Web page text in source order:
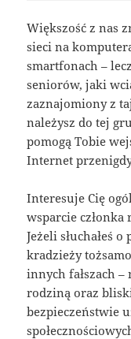
Większość z nas
sieci na
smartfonach –
seniorów, jaki
zaznajomiony z
należysz do tej
pomogą Tobie
Internet
Interesuje Cię
wsparcie członka
Jeżeli słuchałeś
kradzieży
innych fałszach
rodziną oraz
bezpieczeństwie